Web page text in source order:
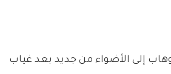
إلى الأضواء من جديد بعد غياب